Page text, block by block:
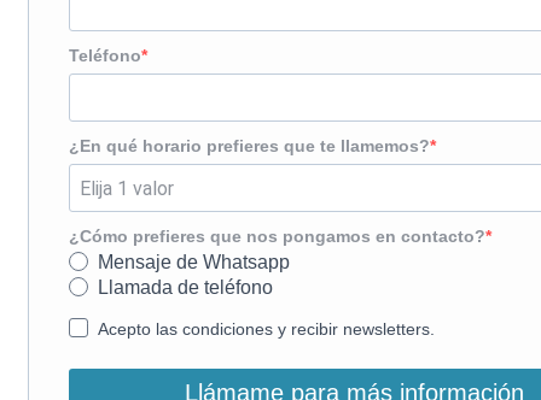
Teléfono
¿En qué horario prefieres que te llamemos?
¿Cómo prefieres que nos pongamos en contacto?
Mensaje de Whatsapp
Llamada de teléfono
Acepto las condiciones y recibir newsletters.
Llámame para más información